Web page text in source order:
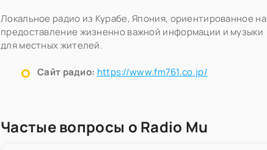
Локальное радио из Курабе, Япония, ориентированное на
предоставление жизненно важной информации и музыки
для местных жителей.
Сайт радио: https://www.fm761.co.jp/
Частые вопросы о Radio Mu